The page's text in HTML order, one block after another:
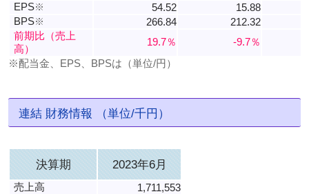
EPS※ 54.52
15.88
BPS※ 266.84
212.32
前期比（売上
高）
19.7％
-9.7％
※配当金、EPS、BPSは（単位/円）
連結 財務情報 （単位/千円）
決算期 2023年6月
売上高
1,711,553